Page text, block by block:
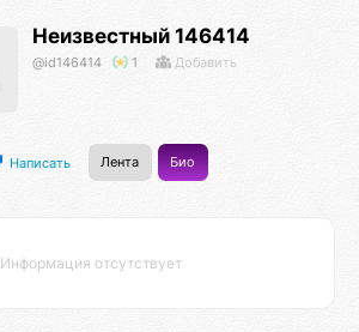
Неизвестный 146414
@id146414 1 Добавить
Написать Лента Био
Информация отсутствует